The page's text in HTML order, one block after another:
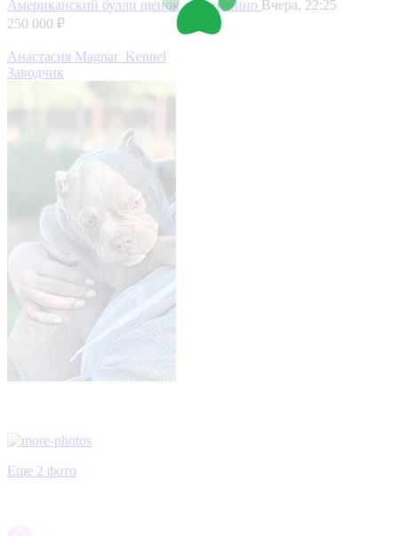
Американский булли щенокд. Буценино Вчера, 22:25
250 000 ₽
Анастасия Magnar_Kennel
Заводчик
Еще 2 фото